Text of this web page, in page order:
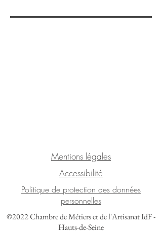
Mentions légales
Accessibilité
Politique de protection des données
personnelles
©2022 Chambre de Métiers et de l'Artisanat IdF -
Hauts-de-Seine